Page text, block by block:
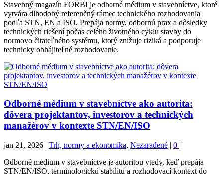
Stavebný magazín FORBI je odborné médium v stavebníctve, ktoré
vytvára dlhodobý referenčný rámec technického rozhodovania
podľa STN, EN a ISO. Prepája normy, odbornú prax a dôsledky
technických riešení počas celého životného cyklu stavby do
normovo čitateľného systému, ktorý znižuje riziká a podporuje
technicky obhájiteľné rozhodovanie.
Odborné médium v stavebníctve ako autorita:
dôvera projektantov, investorov a technických
manažérov v kontexte STN/EN/ISO
jan 21, 2026 | Trh, normy a ekonomika, Nezaradené | 0 |
Odborné médium v stavebníctve je autoritou vtedy, keď prepája
STN/EN/ISO, terminologickú stabilitu a rozhodovací kontext do